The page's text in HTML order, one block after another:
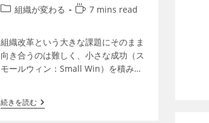
組織が変わる
7 mins read
組織改革という大きな課題にそのまま
向き合うのは難しく、小さな成功（ス
モールウィン：Small Win）を積み重
Quick Fix）にはな…
続きを読む